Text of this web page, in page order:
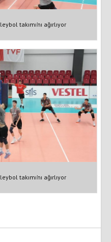
takımı’nı ağırlıyor
takımı’nı ağırlıyor